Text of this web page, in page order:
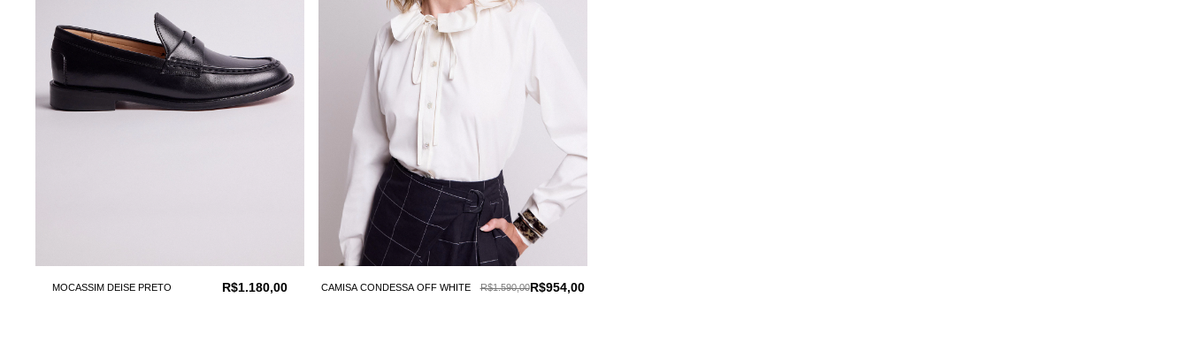
MOCASSIM DEISE PRETO R$1.180,00 CAMISA CONDESSA OFF WHITE R$954,00
R$1.590,00